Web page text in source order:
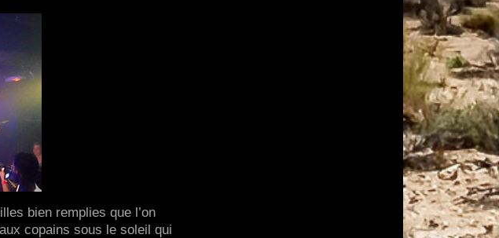
bien remplies que l’on
copains sous le soleil qui